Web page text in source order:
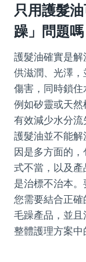
只用護髮
躁」問題嗎
護髮油確實是
供滋潤、光澤
傷害，同時鎖住
例如矽靈或天然
有效減少水分流
護髮油並不能
因是多方面的
式不當，以及
是治標不治本。
您需要結合正
毛躁產品，並
整體護理方案中